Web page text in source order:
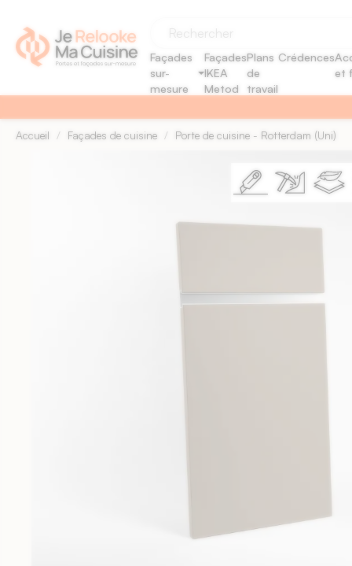
Façades
sur-
mesure
Façades
IKEA
Metod
Plans
de
travail
Crédences
et
Accueil Façades de cuisine Porte de cuisine - Rotterdam (Uni)